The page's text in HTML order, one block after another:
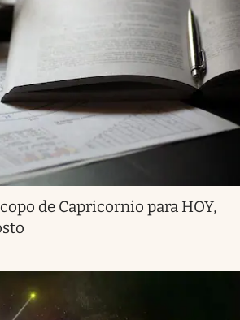
de Capricornio para HOY,